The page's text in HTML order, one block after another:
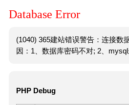
Database Error
(1040) 365建站错误警告：连接数
因：1、数据库密码不对; 2、mysql
PHP Debug